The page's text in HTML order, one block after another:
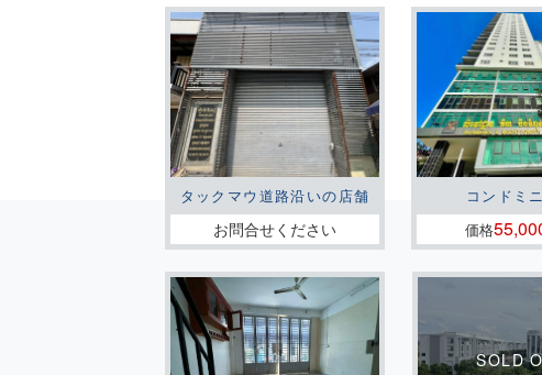
タックマウ道路沿いの店舗
お問合せください
コンドミ
価格